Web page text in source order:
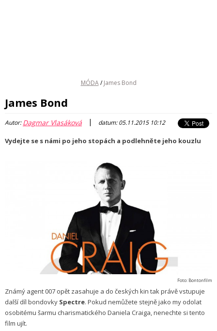
MÓDA / James Bond
James Bond
Autor:Dagmar Vlasáková | datum: 05.11.2015 10:12
Vydejte se s námi po jeho stopách a podlehněte jeho kouzlu
Foto: Bontonfilm
Známý agent 007 opět zasahuje a do českých kin tak právě vstupuje
další díl bondovky Spectre. Pokud nemůžete stejně jako my odolat
osobitému šarmu charismatického Daniela Craiga, nenechte si tento
film ujít.